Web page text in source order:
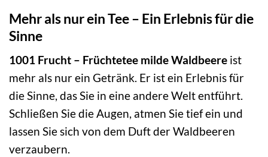
Mehr als nur ein Tee – Ein Erlebnis für die
Sinne
1001 Frucht – Früchtetee milde Waldbeere ist
mehr als nur ein Getränk. Er ist ein Erlebnis für
die Sinne, das Sie in eine andere Welt entführt.
Schließen Sie die Augen, atmen Sie tief ein und
lassen Sie sich von dem Duft der Waldbeeren
verzaubern.